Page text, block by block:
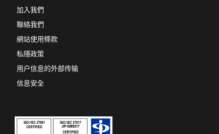
加入我們
聯絡我們
網站使用條款
私隱政策
用户信息的外部传输
信息安全